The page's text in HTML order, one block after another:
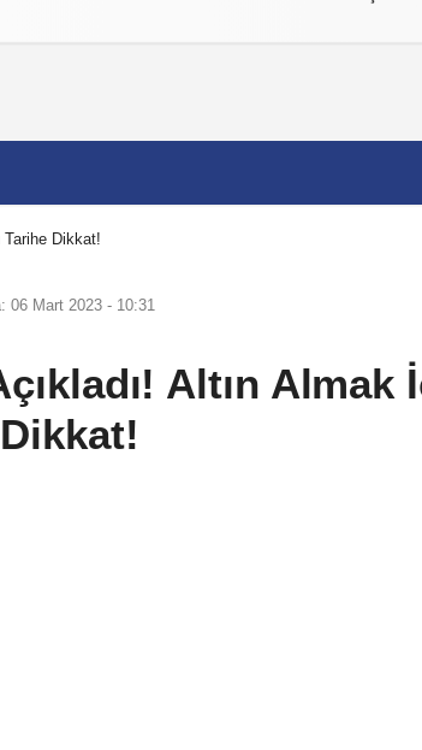
Tarihe Dikkat!
06 Mart 2023 - 10:31
Altın Almak